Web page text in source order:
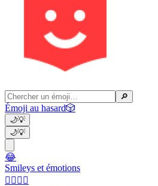
🔎
Émoji au hasard🎲
🌙💡
🌙💡
😂
Smileys et émotions
👩‍❤️‍💋‍👨